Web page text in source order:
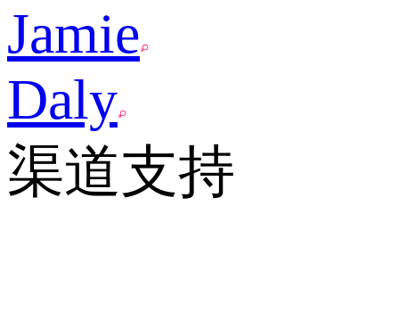
Jamie
Daly
渠道支持